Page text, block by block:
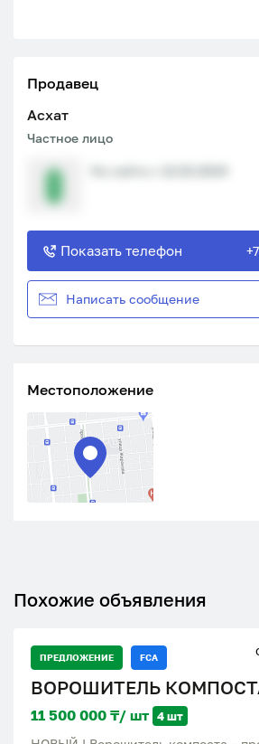
Продавец
Асхат
Частное лицо
Показать телефон
Написать сообщение
Местоположение
Похожие объявления
ПРЕДЛОЖЕНИЕ FCA
ВОРОШИТЕЛЬ
11 500 000 ₸/ шт 4 шт